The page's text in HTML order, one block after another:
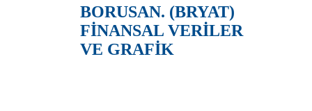
BORUSAN. (BRYAT)
FİNANSAL VERİLER
VE GRAFİK